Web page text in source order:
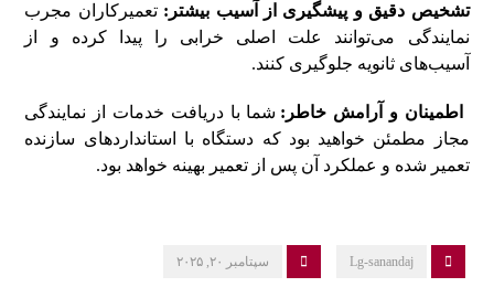
تشخیص دقیق و پیشگیری از آسیب بیشتر: تعمیرکاران مجرب
نمایندگی می‌توانند علت اصلی خرابی را پیدا کرده و از
آسیب‌های ثانویه جلوگیری کنند.
اطمینان و آرامش خاطر: شما با دریافت خدمات از نمایندگی
مجاز مطمئن خواهید بود که دستگاه با استانداردهای سازنده
تعمیر شده و عملکرد آن پس از تعمیر بهینه خواهد بود.
Lg-sanandaj سپتامبر ۲۰, ۲۰۲۵